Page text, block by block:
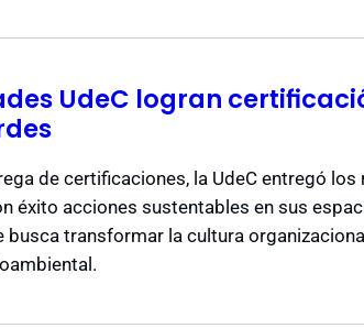
UdeC logran
de certificaciones, la UdeC entregó
éxito acciones sustentables en sus
busca transformar la cultura